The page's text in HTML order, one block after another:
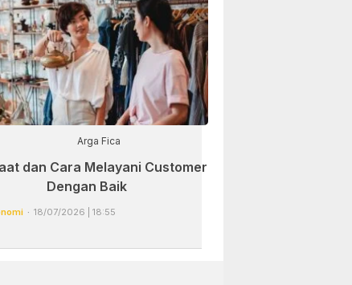
Arga Fica
dan Cara Melayani Customer
Dengan Baik
18/07/2026 | 18:55